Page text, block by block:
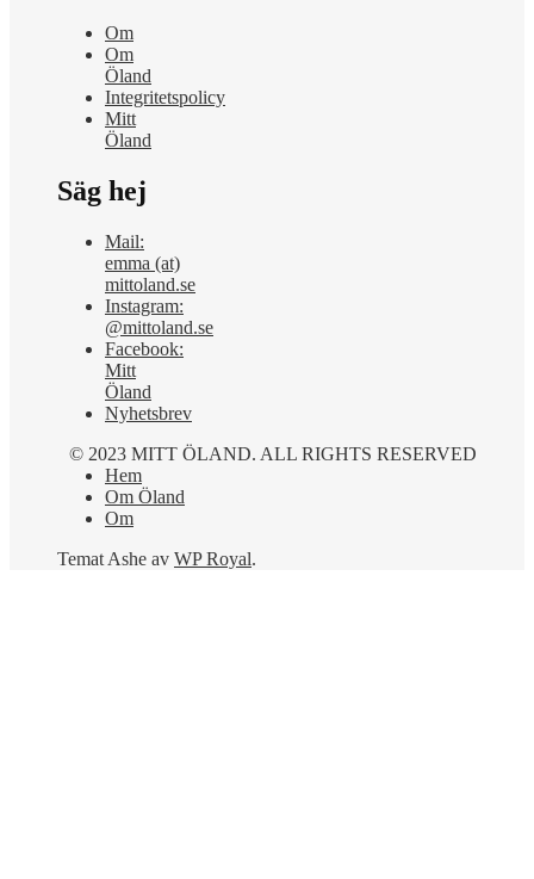
Om
Om
Öland
Integritetspolicy
Mitt
Öland
Säg hej
Mail:
emma (at)
mittoland.se
Instagram:
@mittoland.se
Facebook:
Mitt
Öland
Nyhetsbrev
© 2023 MITT ÖLAND. ALL RIGHTS RESERVED
Hem
Om Öland
Om
Temat Ashe av WP Royal.